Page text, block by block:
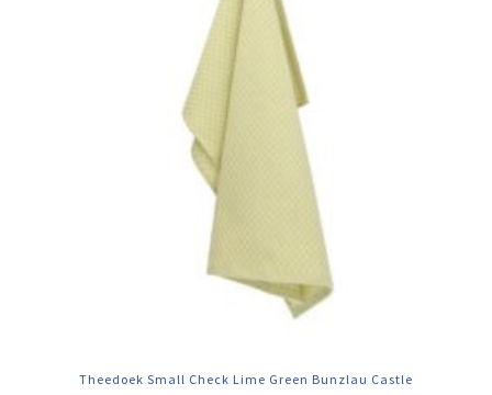
Theedoek Small Check Lime Green Bunzlau Castle